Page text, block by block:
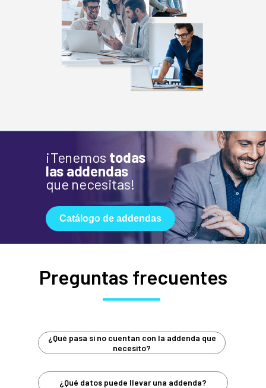
Catálogo de addendas
¡Tenemos todas
las addendas
que necesitas!
¿Qué pasa si no cuentan con la addenda que
necesito?
¿Qué datos puede llevar una addenda?
Preguntas frecuentes